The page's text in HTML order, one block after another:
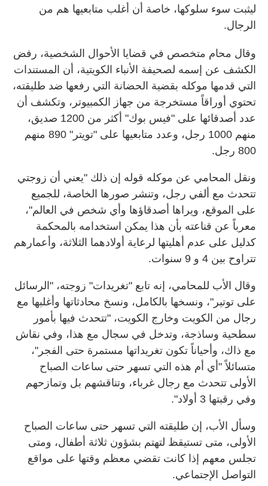
ليثبت سوء سلوكها، خاصة أن أغلب متابعيها هم من
الرجال.
وقال محام متخصص في قضايا الأحوال الشخصية، رفض
الكشف عن إسمه لصحيفة الأنباء الكويتية، أن المستندات
التي قدمها موكله بقضية الحضانة التي رفعها ضد طليقته،
تحتوي أوراقاً مستخرجة من جهاز الكمبيوتر، وتكشف أن
عدد أصدقائها على "فيس بوك" أكثر من 1200 صديق،
منهم 1000 رجل، وعدد متابعيها على "تويتر" 890 منهم
800 رجل.
ونقل المحامي عن موكله قوله إن ذلك "يعني أن زوجتي
تتحدث مع ألفي رجل، وتنشر صورها الخاصة، للجميع
على الموقع، ويراها أصدقاؤها وأي شخص في العالم"،
معرباً عن قناعته بأن هذا يمكن استخدامه بالمحكمة
كدليل على عدم أهليتها لرعاية أولادهما الثلاثة، وأعمارهم
تتراوح بين 4 و 9 سنوات.
وقال الأب للمحامي، إنه تابع "تغريدات" زوجته، "الرسائل
على توتير"، ونسخها بالكامل، ونسخ محادثاتها وأغلبها مع
رجال من الكويت وخارج الكويت، "تتحدث فيها بأمور
سطحية وساذجة، وتدخل في سجال مع هذا، وفي نقاش
مع ذاك، وأحياناً تكون تغريداتها مستمرة حتى الفجر"،
متسائلاً "أي أم هذه التي تسهر حتى ساعات الصباح
الأولى تتحدث مع رجال غرباء، وتناقشهم بل وتمازحهم
وفي رقبتها 3 أولاد".
وسأل الأب، إن طليقته التي تسهر حتى ساعات الصباح
الأولى، متى تستيقظ لتهتم بشؤون ثلاثة أطفال، ومتى
تجلس معهم إذا كانت تقضي معظم وقتها على مواقع
التواصل الإجتماعي.